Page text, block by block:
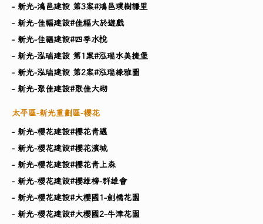
- 新光-鴻邑建設 第3案#鴻邑璞樹謙里
- 新光-佳福建設#佳福大於遊戲
- 新光-佳福建設#四季水悅
- 新光-泓瑞建設 第1案#泓瑞水美捷堡
- 新光-泓瑞建設 第2案#泓瑞綠雅圖
- 新光-聚佳建設#聚佳大砌
太平區-新光重劃區-櫻花
- 新光-櫻花建設#櫻花青邁
- 新光-櫻花建設#櫻花濱城
- 新光-櫻花建設#櫻花青上森
- 新光-櫻花建設#櫻雄榜-群雄會
- 新光-櫻花建設#大櫻國1-劍橋花園
- 新光-櫻花建設#大櫻國2-牛津花園